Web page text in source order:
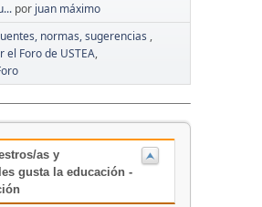
por juan máximo
normas, sugerencias
Foro de USTEA
as y
gusta la educación -